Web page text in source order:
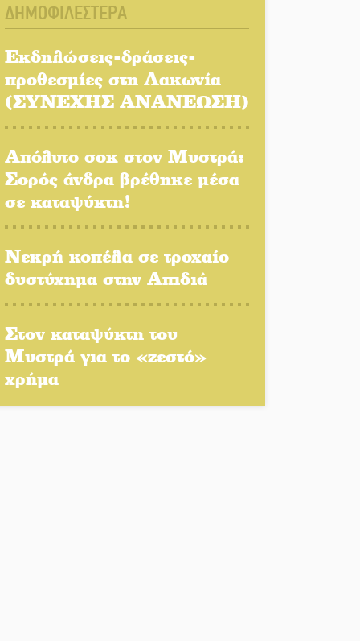
Νταλίκα έπεσε σε γκρεμό
στον Κλαδά: Νεκρός ο
48χρονος οδηγός
«Ανοιχτή Πόλη» απόψε η
Σπάρτη «ξεκλειδώνει»
«Θέρισε» η άσφαλτος και
τον Ιούλιο στην
Πελοπόννησο
Βράβευσε τον Π. Καρρά ο
ΑΟ Κροκεών
Τα μετάλλια των
Λακωνόπουλων στην Ταιβάν
ΔΗΜΟΦΙΛΕΣΤΕΡΑ
Εκδηλώσεις-δράσεις-
προθεσμίες στη Λακωνία
(ΣΥΝΕΧΗΣ ΑΝΑΝΕΩΣΗ)
Απόλυτο σοκ στον Μυστρά:
Σορός άνδρα βρέθηκε μέσα
σε καταψύκτη!
Νεκρή κοπέλα σε τροχαίο
δυστύχημα στην Απιδιά
Στον καταψύκτη του
Μυστρά για το «ζεστό»
χρήμα